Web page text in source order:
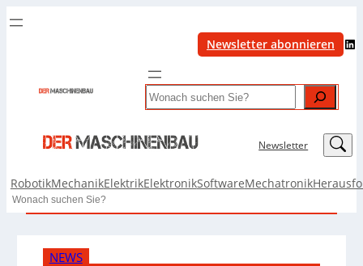
Newsletter abonnieren LinkedIn
Search
Newsletter LinkedIn
RobotikMechanikElektrikElektronikSoftwareMechatronik
Search
NEWS